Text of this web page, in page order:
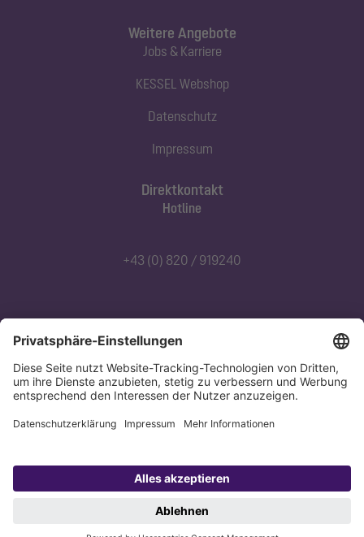
Direktkontakt
Hotline
+43 (0) 820 / 919240
Abonnieren Sie unseren Newsletter
Jetzt anmelden
Weitere Angebote
Jobs & Karriere
KESSEL Webshop
Datenschutz
Impressum
Copyright 1998-2026 KESSEL SE + Co. KG, Bahnhofstraße 31, 85101 Lenting,
Datenschutz Impressum